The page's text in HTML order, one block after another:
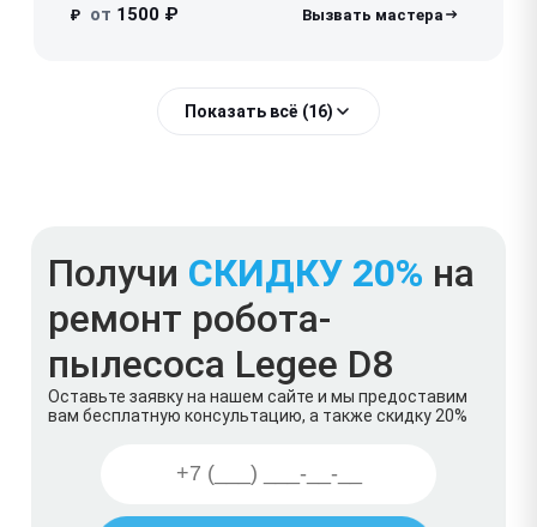
₽ от 1500 ₽
Показать всё (16)
Получи СКИДКУ 20% на
ремонт робота-
пылесоса Legee D8
Оставьте заявку на нашем сайте и мы предоставим
вам бесплатную консультацию, а также скидку 20%